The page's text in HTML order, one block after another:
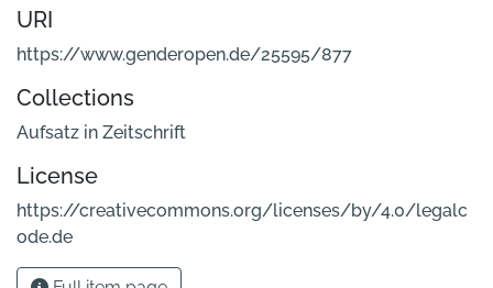
URI
https://www.genderopen.de/25595/877
Collections
Aufsatz in Zeitschrift
License
https://creativecommons.org/licenses/by/4.0/legalc
ode.de